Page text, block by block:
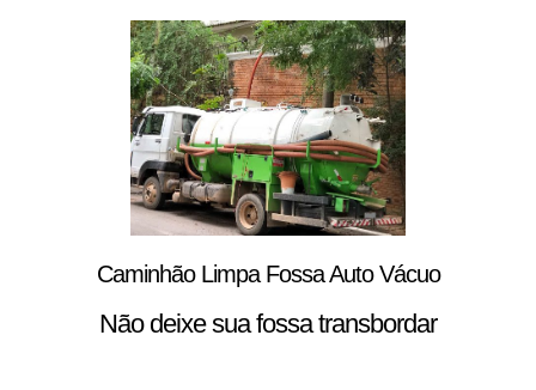
Caminhão Limpa Fossa Auto Vácuo
Não deixe sua fossa transbordar